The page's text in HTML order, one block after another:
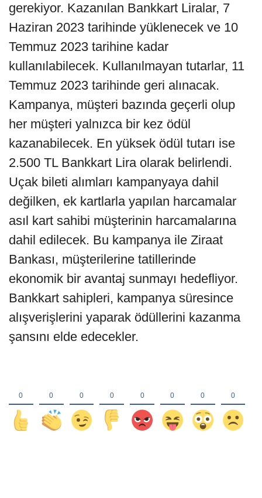
gerekiyor. Kazanılan Bankkart Liralar, 7
Haziran 2023 tarihinde yüklenecek ve 10
Temmuz 2023 tarihine kadar
kullanılabilecek. Kullanılmayan tutarlar, 11
Temmuz 2023 tarihinde geri alınacak.
Kampanya, müşteri bazında geçerli olup
her müşteri yalnızca bir kez ödül
kazanabilecek. En yüksek ödül tutarı ise
2.500 TL Bankkart Lira olarak belirlendi.
Uçak bileti alımları kampanyaya dahil
değilken, ek kartlarla yapılan harcamalar
asıl kart sahibi müşterinin harcamalarına
dahil edilecek. Bu kampanya ile Ziraat
Bankası, müşterilerine tatillerinde
ekonomik bir avantaj sunmayı hedefliyor.
Bankkart sahipleri, kampanya süresince
alışverişlerini yaparak ödüllerini kazanma
şansını elde edecekler.